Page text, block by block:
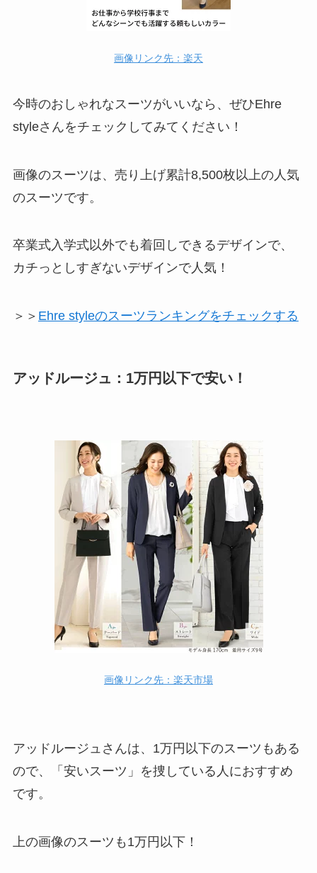
画像リンク先：楽天
今時のおしゃれなスーツがいいなら、ぜひEhre
styleさんをチェックしてみてください！
画像のスーツは、売り上げ累計8,500枚以上の人気
のスーツです。
卒業式入学式以外でも着回しできるデザインで、
カチっとしすぎないデザインで人気！
＞＞ Ehre styleのスーツランキングをチェックする
アッドルージュ：1万円以下で安い！
画像リンク先：楽天市場
アッドルージュさんは、1万円以下のスーツもある
ので、「安いスーツ」を捜している人におすすめ
です。
上の画像のスーツも1万円以下！